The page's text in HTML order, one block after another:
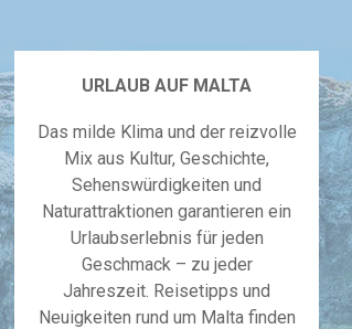
URLAUB AUF MALTA
Das milde Klima und der reizvolle
Mix aus Kultur, Geschichte,
Sehenswürdigkeiten und
Naturattraktionen garantieren ein
Urlaubserlebnis für jeden
Geschmack – zu jeder
Jahreszeit. Reisetipps und
Neuigkeiten rund um Malta finden